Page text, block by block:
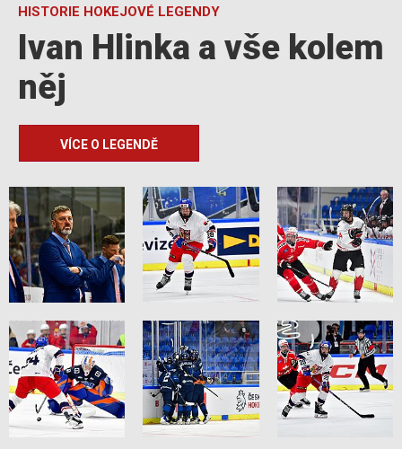
HISTORIE HOKEJOVÉ LEGENDY
Ivan Hlinka a vše kolem
něj
VÍCE O LEGENDĚ